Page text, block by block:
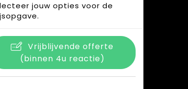
jouw opties voor de
Vrijblijvende offerte
(binnen 4u reactie)